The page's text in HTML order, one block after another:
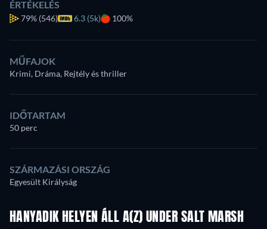
ÉRTÉKELÉS
79% (546) 6.3 (5k) 100%
MŰFAJOK
Krimi, Dráma, Rejtély és thriller
IDŐTARTAM
50 perc
SZÁRMAZÁSI ORSZÁG
Egyesült Királyság
HANYADIK HELYEN ÁLL A(Z) UNDER SALT MARSH